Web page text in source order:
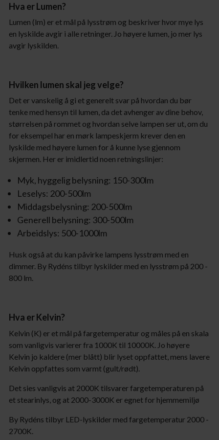
Hva er Lumen?
Lumen (lm) er et mål på lysstrøm og beskriver hvor mye lys
en lyskilde avgir i alle retninger. Jo høyere lumen, jo mer lys
avgir lyskilden.
Hvilken lumen skal jeg velge?
Det er vanskelig å gi et generelt svar på hvordan du bør
tenke med hensyn til lumen, da det avhenger av dine behov,
størrelsen på rommet og hvordan selve lampen ser ut, om du
for eksempel har en mørk lampeskjerm krever den en
lyskilde med høyere lumen for å kunne lyse gjennom
skjermen. Her er imidlertid noen retningslinjer:
Myk, hyggelig belysning: 150-300lm
Leselys: 200-500lm
Middagsbelysning: 200-500lm
Generell belysning: 300-500lm
Arbeidslys: 500-1000lm
Husk også at du kan påvirke lampens lysstrøm med en
dimmer. By Rydéns tilbyr lyskilder med en lysstrøm på 200 -
800 lm.
Hva er Kelvin?
Kelvin (K) er et mål på fargetemperatur og måles på en skala
som vanligvis varierer fra 1000K til 10000K. Jo høyere
Kelvin jo kaldere (mer blått) blir lyset oppfattet, mens lavere
Kelvin oppfattes som varmt (gult/rødt).
Det sies vanligvis at 2000K tilsvarer fargetemperaturen på
et stearinlys, og at 2000-3000K er egnet for hjemmemiljø
By Rydéns tilbyr LED-lyskilder med fargetemperatur 2000 -
2700K.